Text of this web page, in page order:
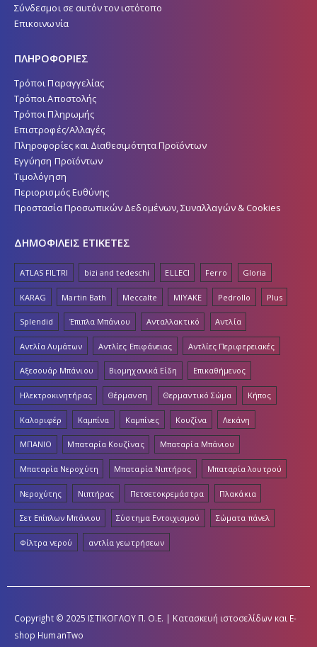
Σύνδεσμοι σε αυτόν τον ιστότοπο
Επικοινωνία
ΠΛΗΡΟΦΟΡΙΕΣ
Τρόποι Παραγγελίας
Τρόποι Αποστολής
Τρόποι Πληρωμής
Επιστροφές/Αλλαγές
Πληροφορίες και Διαθεσιμότητα Προϊόντων
Εγγύηση Προϊόντων
Τιμολόγηση
Περιορισμός Ευθύνης
Προστασία Προσωπικών Δεδομένων, Συναλλαγών & Cookies
ΔΗΜΟΦΙΛΕΙΣ ΕΤΙΚΕΤΕΣ
ATLAS FILTRI bizi and tedeschi ELLECI Ferro Gloria
KARAG Martin Bath Meccalte MIYAKE Pedrollo Plus
Splendid Έπιπλα Μπάνιου Ανταλλακτικό Αντλία
Αντλία Λυμάτων Αντλίες Επιφάνειας Αντλίες Περιφερειακές
Αξεσουάρ Μπάνιου Βιομηχανικά Είδη Επικαθήμενος
Ηλεκτροκινητήρας Θέρμανση Θερμαντικό Σώμα Κήπος
Καλοριφέρ Καμπίνα Καμπίνες Κουζίνα Λεκάνη
ΜΠΑΝΙΟ Μπαταρία Κουζίνας Μπαταρία Μπάνιου
Μπαταρία Νεροχύτη Μπαταρία Νιπτήρος Μπαταρία λουτρού
Νεροχύτης Νιπτήρας Πετσετοκρεμάστρα Πλακάκια
Σετ Επίπλων Μπάνιου Σύστημα Εντοιχισμού Σώματα πάνελ
Φίλτρα νερού αντλία γεωτρήσεων
Copyright © 2025 ΙΣΤΙΚΟΓΛΟΥ Π. Ο.Ε. | Κατασκευή ιστοσελίδων και E-
shop HumanTwo